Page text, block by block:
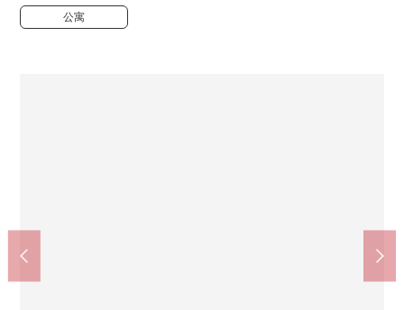
公寓